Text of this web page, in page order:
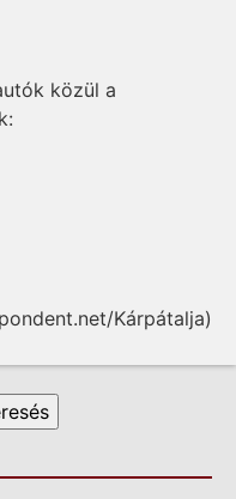
közül a
Kárpátalja)